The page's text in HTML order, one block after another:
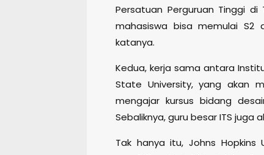
Persatuan Perguruan Tinggi
mahasiswa bisa memulai S2
katanya.
Kedua, kerja sama antara
State University, yang akan
mengajar kursus bidang
Sebaliknya, guru besar ITS juga
Tak hanya itu, Johns Hopkins